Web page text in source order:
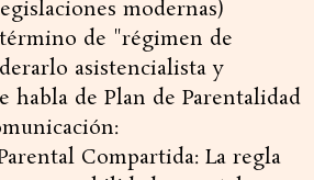
modernas)
de "régimen de
asistencialista y
habla de Plan de Parentalidad
Compartida: La regla